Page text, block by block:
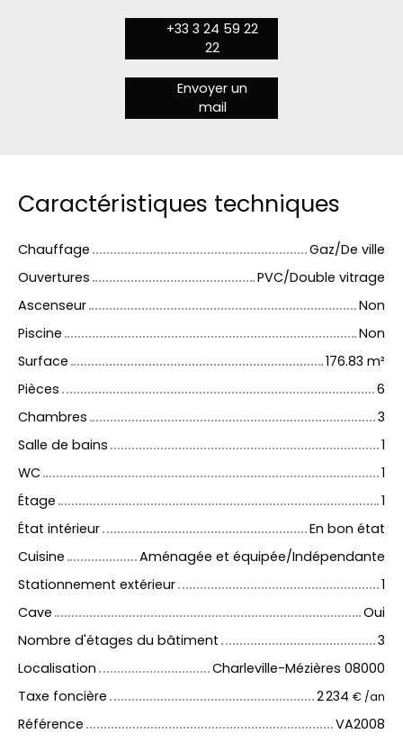
+33 3 24 59 22
22
Envoyer un
mail
Caractéristiques techniques
Chauffage
Gaz/De ville
Ouvertures
PVC/Double vitrage
Ascenseur
Non
Piscine
Non
Surface
176.83 m²
Pièces
6
Chambres
3
Salle de bains
1
WC
1
Étage
1
État intérieur
En bon état
Cuisine
Aménagée et équipée/Indépendante
Stationnement extérieur
1
Cave
Oui
Nombre d'étages du bâtiment
3
Localisation
Charleville-Mézières 08000
Taxe foncière
2 234 € /an
Référence VA2008